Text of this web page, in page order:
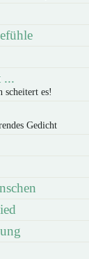
...
scheitert es!
Gedicht